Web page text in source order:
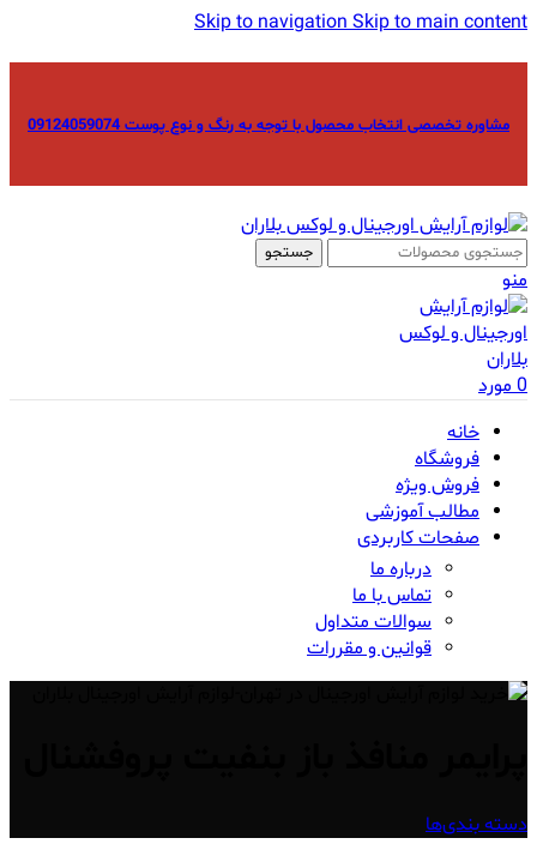
Skip to navigationSkip to main content
مشاوره تخصصی انتخاب محصول با توجه به رنگ و نوع پوست 09124059074
جستجو
منو
0مورد
خانه
فروشگاه
فروش ویژه
مطالب آموزشی
صفحات کاربردی
درباره ما
تماس با ما
سوالات متداول
قوانین و مقررات
دسته بندی‌ها